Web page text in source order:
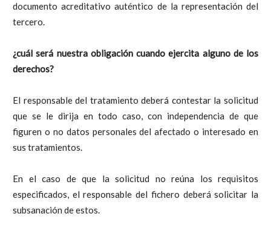
documento acreditativo auténtico de la representación del
tercero.
¿cuál será nuestra obligación cuando ejercita alguno de los
derechos?
El responsable del tratamiento deberá contestar la solicitud
que se le dirija en todo caso, con independencia de que
figuren o no datos personales del afectado o interesado en
sus tratamientos.
En el caso de que la solicitud no reúna los requisitos
especificados, el responsable del fichero deberá solicitar la
subsanación de estos.